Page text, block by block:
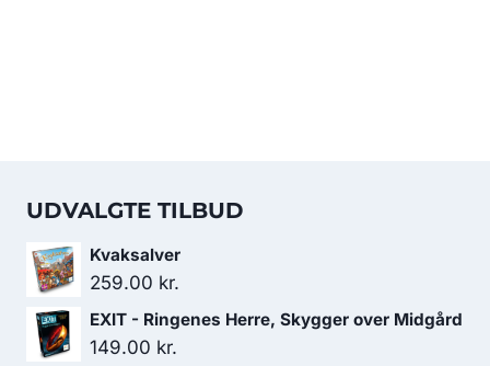
UDVALGTE TILBUD
Kvaksalver
259.00 kr.
EXIT - Ringenes Herre, Skygger over Midgård
149.00 kr.